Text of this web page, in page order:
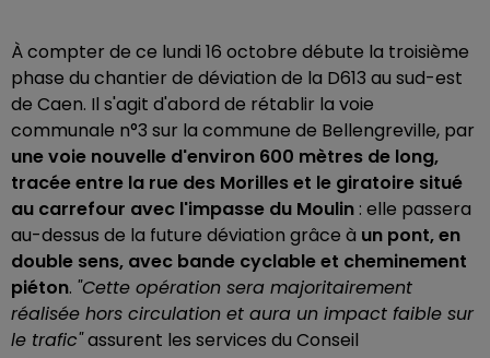
À compter de ce lundi 16 octobre débute la troisième
phase du chantier de déviation de la D613 au sud-est
de Caen. Il s'agit d'abord de rétablir la voie
communale n°3 sur la commune de Bellengreville, par
une voie nouvelle d'environ 600 mètres de long,
tracée entre la rue des Morilles et le giratoire situé
au carrefour avec l'impasse du Moulin : elle passera
au-dessus de la future déviation grâce à un pont, en
double sens, avec bande cyclable et cheminement
piéton. "Cette opération sera majoritairement
réalisée hors circulation et aura un impact faible sur
le trafic"assurent les services du Conseil